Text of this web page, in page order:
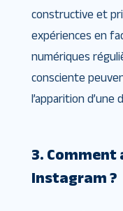
constructive et
expériences en
numériques
consciente
l’apparition d’une
3. Comment
Instagram ?